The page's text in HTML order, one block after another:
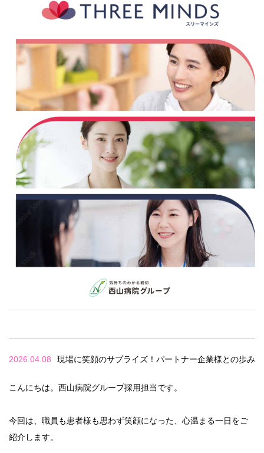
2026.04.08 現場に笑顔のサプライズ！パートナー企業様との歩み
こんにちは。西山病院グループ採用担当です。
今回は、職員も患者様も思わず笑顔になった、心温まる一日をご
紹介します。